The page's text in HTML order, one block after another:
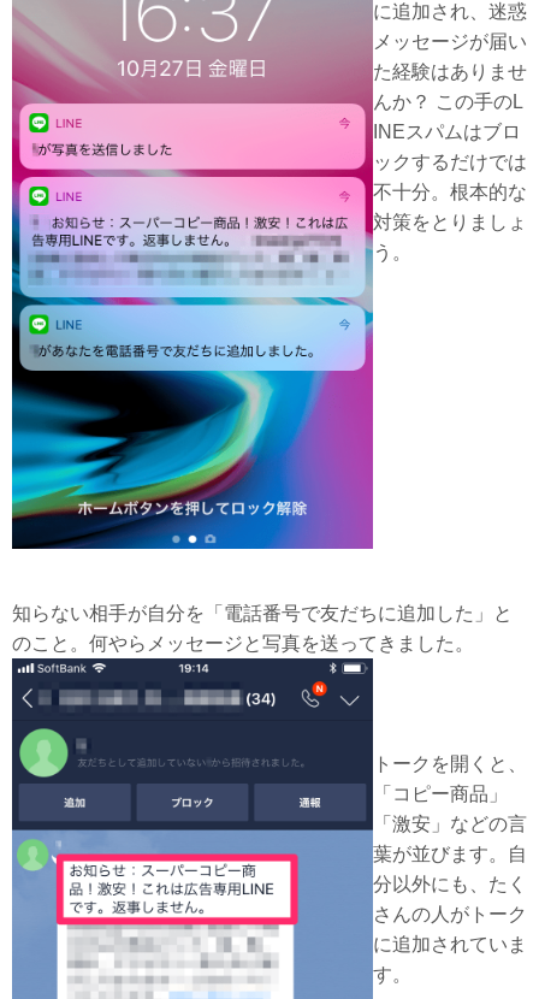
に追加され、迷惑
メッセージが届い
た経験はありませ
んか？ この手のL
INEスパムはブロ
ックするだけでは
不十分。根本的な
対策をとりましょ
う。
知らない相手が自分を「電話番号で友だちに追加した」と
のこと。何やらメッセージと写真を送ってきました。
トークを開くと、
「コピー商品」
「激安」などの言
葉が並びます。自
分以外にも、たく
さんの人がトーク
に追加されていま
す。